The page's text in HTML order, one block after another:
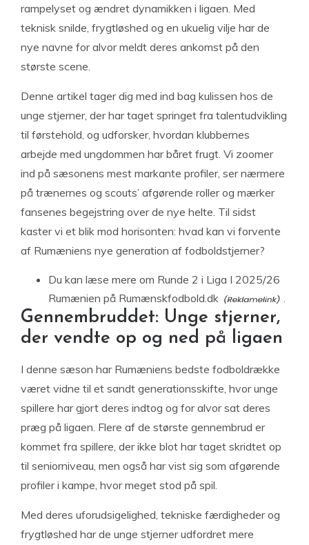
rampelyset og ændret dynamikken i ligaen. Med
teknisk snilde, frygtløshed og en ukuelig vilje har de
nye navne for alvor meldt deres ankomst på den
største scene.
Denne artikel tager dig med ind bag kulissen hos de
unge stjerner, der har taget springet fra talentudvikling
til førstehold, og udforsker, hvordan klubbernes
arbejde med ungdommen har båret frugt. Vi zoomer
ind på sæsonens mest markante profiler, ser nærmere
på trænernes og scouts’ afgørende roller og mærker
fansenes begejstring over de nye helte. Til sidst
kaster vi et blik mod horisonten: hvad kan vi forvente
af Rumæniens nye generation af fodboldstjerner?
Du kan læse mere om Runde 2 i Liga I 2025/26
Rumænien på Rumænskfodbold.dk
Gennembruddet: Unge stjerner,
der vendte op og ned på ligaen
I denne sæson har Rumæniens bedste fodboldrække
været vidne til et sandt generationsskifte, hvor unge
spillere har gjort deres indtog og for alvor sat deres
præg på ligaen. Flere af de største gennembrud er
kommet fra spillere, der ikke blot har taget skridtet op
til seniorniveau, men også har vist sig som afgørende
profiler i kampe, hvor meget stod på spil.
Med deres uforudsigelighed, tekniske færdigheder og
frygtløshed har de unge stjerner udfordret mere